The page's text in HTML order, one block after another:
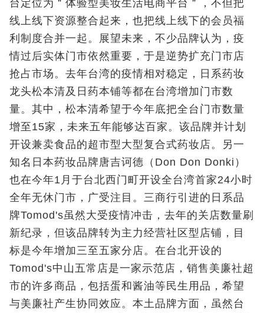
台定位为＂体验型美妆生活电商平台＂，不但把
线上线下资源整合起来，也把线上线下的会员福
利制度合并一起。展望未来，不少品牌认为，疫
情过后实体门市依然重要，于是逆势扩充门市店
抢占市场。去年台湾的疫情相对稳定，日系药妆
龙头松本清及日药本铺等都在台湾增加门市数
量。其中，松本清希望于今年底把全台门市数量
增至15家，未来五年能够达百家。该品牌并计划
开设兼卖食品的超市型大型复合式药妆店。另一
知名日本药妆品牌唐吉诃德（Don Don Donki）
也在今年1月于台北西门町开设全台湾首家24小时
全年无休门市，广受注目。三商行引进的日系品
牌Tomod's虽然大受疫情冲击，去年的关店数量刷
新纪录，但该品牌转为主力经营社区型店铺，目
标是今年增加三至五家分店。在台北开设的
Tomod's中山五常店是一家示范店，销售美廉社超
市的许多商品，包括蛋和酱油等民生用品，希望
与美廉社产生协同效应。本土品牌方面，虽然台